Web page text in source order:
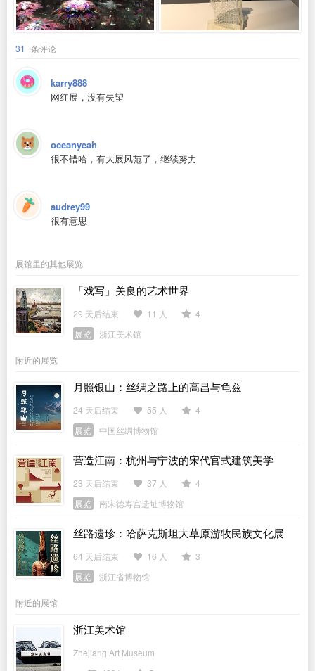
31 条评论
karry888
网红展，没有失望
oceanyeah
很不错哈，有大展风范了，继续努力
audrey99
很有意思
展馆里的其他展览
「戏写」关良的艺术世界
29 天后结束 11 人
4
展览
浙江美术馆
附近的展览
月照银山：丝绸之路上的高昌与龟兹
24 天后结束 55 人
4
展览
中国丝绸博物馆
营造江南：杭州与宁波的宋代官式建筑美学
23 天后结束 37 人
4
展览
南宋德寿宫遗址博物馆
丝路遗珍：哈萨克斯坦大草原游牧民族文化展
64 天后结束 16 人
3
展览
浙江省博物馆
附近的展馆
浙江美术馆
Zhejiang Art Museum